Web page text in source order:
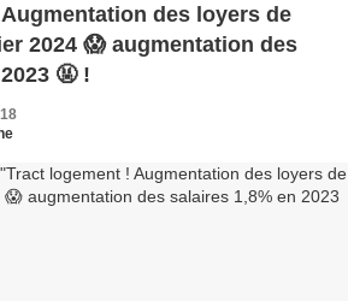
des loyers de
2024 😱 augmentation des
🤬 !